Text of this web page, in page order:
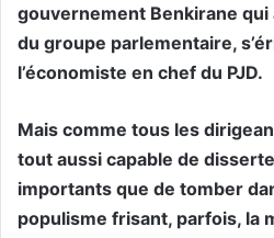
gouvernement Benkirane
du groupe parlementaire,
l’économiste en chef du PJD.
Mais comme tous les
tout aussi capable de
importants que de tomber
populisme frisant, parfois, la